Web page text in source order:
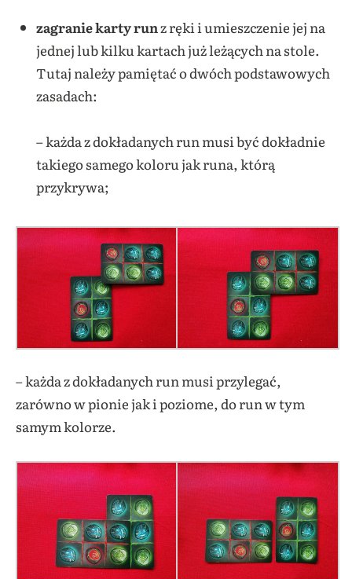
zagranie karty runz ręki i umieszczenie jej na
jednej lub kilku kartach już leżących na stole.
Tutaj należy pamiętać o dwóch podstawowych
zasadach:
– każda z dokładanych run musi być dokładnie
takiego samego koloru jak runa, którą
przykrywa;
– każda z dokładanych run musi przylegać,
zarówno w pionie jak i poziome, do run w tym
samym kolorze.